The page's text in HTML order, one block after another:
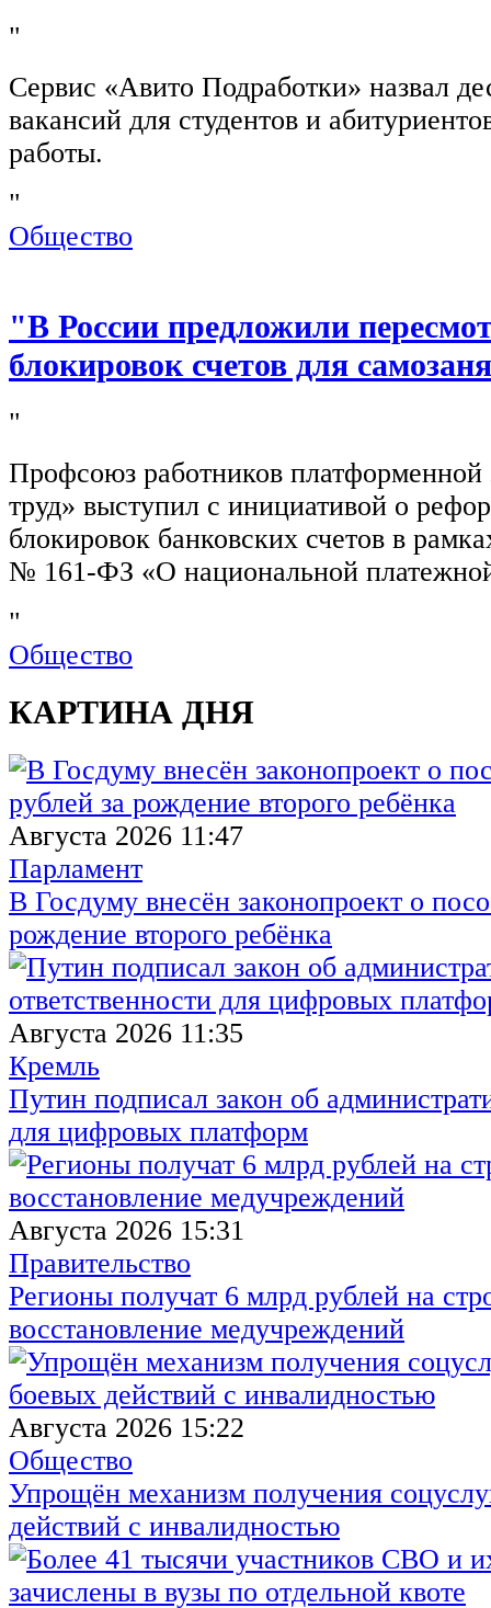
"
Сервис «Авито Подработки» назвал
вакансий для студентов и
работы.
"
Общество
"В России предложили
блокировок счетов для
"
Профсоюз работников
труд» выступил с инициативой о
блокировок банковских счетов в
№ 161-ФЗ «О национальной
"
Общество
КАРТИНА ДНЯ
Августа 2026 11:47
Парламент
В Госдуму внесён законопроект о
рождение второго ребёнка
Августа 2026 11:35
Кремль
Путин подписал закон об
для цифровых платформ
Августа 2026 15:31
Правительство
Регионы получат 6 млрд рублей на
восстановление медучреждений
Августа 2026 15:22
Общество
Упрощён механизм получения
действий с инвалидностью